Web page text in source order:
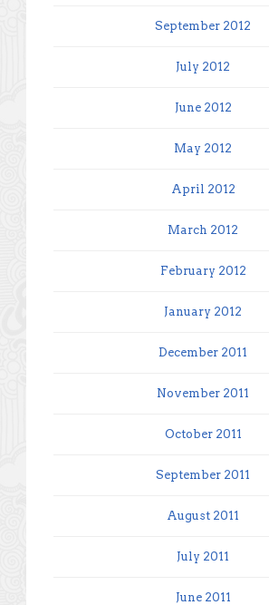
September 2012
July 2012
June 2012
May 2012
April 2012
March 2012
February 2012
January 2012
December 2011
November 2011
October 2011
September 2011
August 2011
July 2011
June 2011